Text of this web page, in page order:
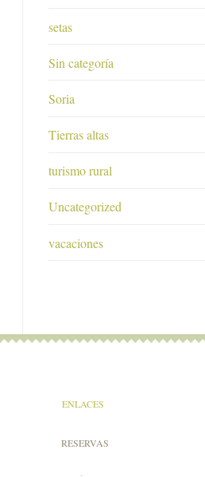
setas
Sin categoría
Soria
Tierras altas
turismo rural
Uncategorized
vacaciones
ENLACES
RESERVAS